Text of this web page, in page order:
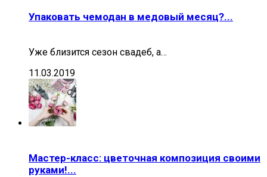
Упаковать чемодан в медовый месяц?...
Уже близится сезон свадеб, а…
11.03.2019
Мастер-класс: цветочная композиция своими
руками!...